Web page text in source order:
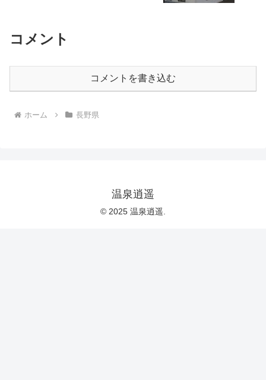
コメント
コメントを書き込む
ホーム 長野県
温泉逍遥
© 2025 温泉逍遥.